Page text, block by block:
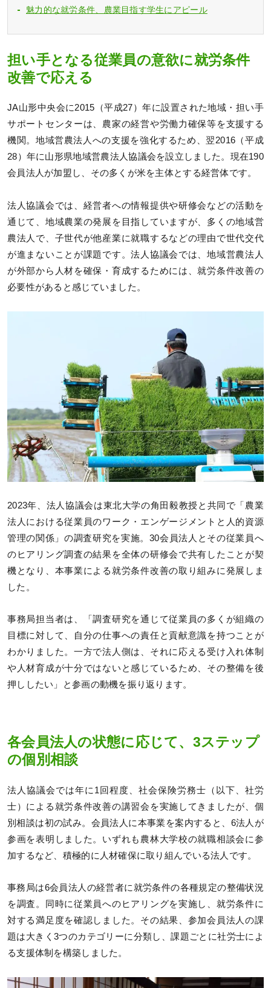
魅力的な就労条件、農業目指す学生にアピール
担い手となる従業員の意欲に就労条件
改善で応える
JA山形中央会に2015（平成27）年に設置された地域・担い手
サポートセンターは、農家の経営や労働力確保等を支援する
機関。地域営農法人への支援を強化するため、翌2016（平成
28）年に山形県地域営農法人協議会を設立しました。現在190
会員法人が加盟し、その多くが米を主体とする経営体です。
法人協議会では、経営者への情報提供や研修会などの活動を
通じて、地域農業の発展を目指していますが、多くの地域営
農法人で、子世代が他産業に就職するなどの理由で世代交代
が進まないことが課題です。法人協議会では、地域営農法人
が外部から人材を確保・育成するためには、就労条件改善の
必要性があると感じていました。
2023年、法人協議会は東北大学の角田毅教授と共同で「農業
法人における従業員のワーク・エンゲージメントと人的資源
管理の関係」の調査研究を実施。30会員法人とその従業員へ
のヒアリング調査の結果を全体の研修会で共有したことが契
機となり、本事業による就労条件改善の取り組みに発展しま
した。
事務局担当者は、「調査研究を通じて従業員の多くが組織の
目標に対して、自分の仕事への責任と貢献意識を持つことが
わかりました。一方で法人側は、それに応える受け入れ体制
や人材育成が十分ではないと感じているため、その整備を後
押ししたい」と参画の動機を振り返ります。
各会員法人の状態に応じて、3ステップ
の個別相談
法人協議会では年に1回程度、社会保険労務士（以下、社労
士）による就労条件改善の講習会を実施してきましたが、個
別相談は初の試み。会員法人に本事業を案内すると、6法人が
参画を表明しました。いずれも農林大学校の就職相談会に参
加するなど、積極的に人材確保に取り組んでいる法人です。
事務局は6会員法人の経営者に就労条件の各種規定の整備状況
を調査。同時に従業員へのヒアリングを実施し、就労条件に
対する満足度を確認しました。その結果、参加会員法人の課
題は大きく3つのカテゴリーに分類し、課題ごとに社労士によ
る支援体制を構築しました。